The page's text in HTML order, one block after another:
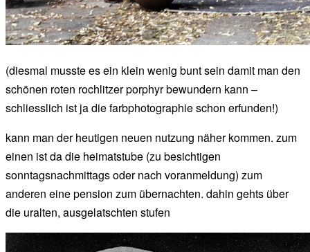
(diesmal musste es ein klein wenig bunt sein damit man den
schönen roten rochlitzer porphyr bewundern kann –
schliesslich ist ja die farbphotographie schon erfunden!)
kann man der heutigen neuen nutzung näher kommen. zum
einen ist da die heimatstube (zu besichtigen
sonntagsnachmittags oder nach voranmeldung) zum
anderen eine pension zum übernachten. dahin gehts über
die uralten, ausgelatschten stufen